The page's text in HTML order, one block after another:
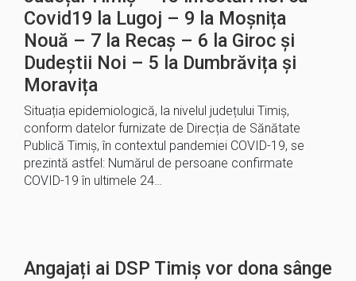
Covid19 la Lugoj – 9 la Moșnița
Nouă – 7 la Recaș – 6 la Giroc și
Dudeștii Noi – 5 la Dumbrăvița și
Moravița
Situația epidemiologică, la nivelul județului Timiș,
conform datelor furnizate de Direcția de Sănătate
Publică Timiș, în contextul pandemiei COVID-19, se
prezintă astfel: Numărul de persoane confirmate
COVID-19 în ultimele 24…
Angajați ai DSP Timiș vor dona sânge